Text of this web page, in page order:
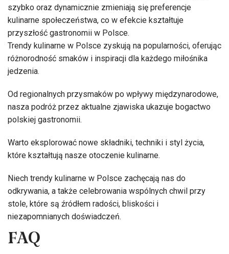
szybko oraz dynamicznie zmieniają się preferencje
kulinarne społeczeństwa, co w efekcie kształtuje
przyszłość gastronomii w Polsce.
Trendy kulinarne w Polsce zyskują na popularności, oferując
różnorodność smaków i inspiracji dla każdego miłośnika
jedzenia.
Od regionalnych przysmaków po wpływy międzynarodowe,
nasza podróż przez aktualne zjawiska ukazuje bogactwo
polskiej gastronomii.
Warto eksplorować nowe składniki, techniki i styl życia,
które kształtują nasze otoczenie kulinarne.
Niech trendy kulinarne w Polsce zachęcają nas do
odkrywania, a także celebrowania wspólnych chwil przy
stole, które są źródłem radości, bliskości i
niezapomnianych doświadczeń.
FAQ